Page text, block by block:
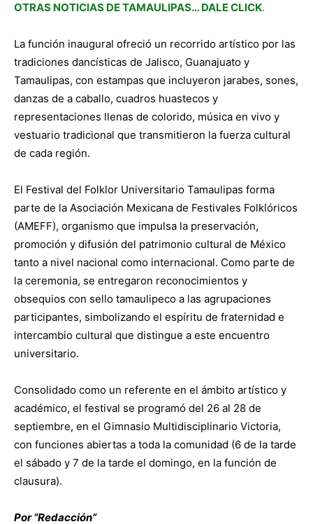
OTRAS NOTICIAS DE TAMAULIPAS… DALE CLICK.
La función inaugural ofreció un recorrido artístico por las
tradiciones dancísticas de Jalisco, Guanajuato y
Tamaulipas, con estampas que incluyeron jarabes, sones,
danzas de a caballo, cuadros huastecos y
representaciones llenas de colorido, música en vivo y
vestuario tradicional que transmitieron la fuerza cultural
de cada región.
El Festival del Folklor Universitario Tamaulipas forma
parte de la Asociación Mexicana de Festivales Folklóricos
(AMEFF), organismo que impulsa la preservación,
promoción y difusión del patrimonio cultural de México
tanto a nivel nacional como internacional. Como parte de
la ceremonia, se entregaron reconocimientos y
obsequios con sello tamaulipeco a las agrupaciones
participantes, simbolizando el espíritu de fraternidad e
intercambio cultural que distingue a este encuentro
universitario.
Consolidado como un referente en el ámbito artístico y
académico, el festival se programó del 26 al 28 de
septiembre, en el Gimnasio Multidisciplinario Victoria,
con funciones abiertas a toda la comunidad (6 de la tarde
el sábado y 7 de la tarde el domingo, en la función de
clausura).
Por “Redacción”